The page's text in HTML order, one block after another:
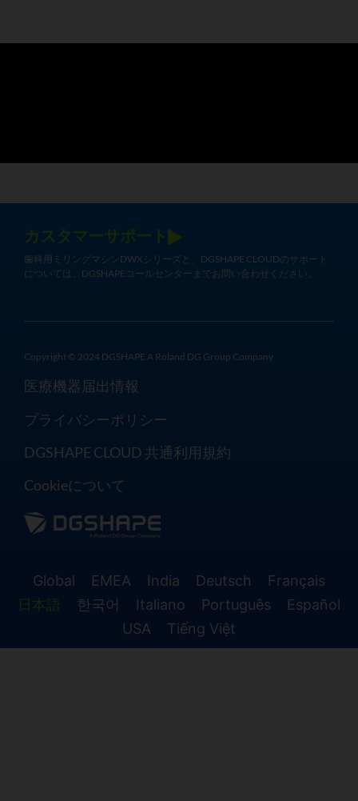
カスタマーサポート
歯科用ミリングマシンDWXシリーズと、DGSHAPE CLOUDのサポート
については、DGSHAPEコールセンターまでお問い合わせください。
Copyright © 2024 DGSHAPE A Roland DG Group Company
医療機器届出情報
プライバシーポリシー
DGSHAPE CLOUD 共通利用規約
Cookieについて
Global EMEA India Deutsch
Français
日本語
한국어 Italiano Português
Español
USA
Tiếng Việt